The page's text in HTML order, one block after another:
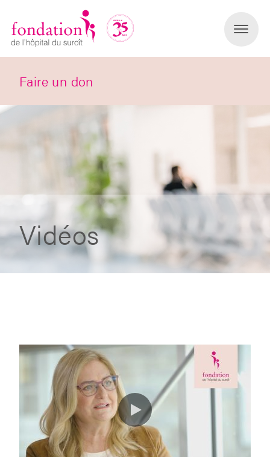
Faire un don
Vidéos